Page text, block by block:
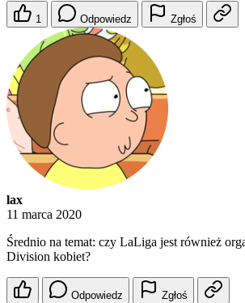
1 Odpowiedz Zgłoś
lax
11 marca 2020
Średnio na temat: czy LaLiga jest również
Division kobiet?
Odpowiedz Zgłoś